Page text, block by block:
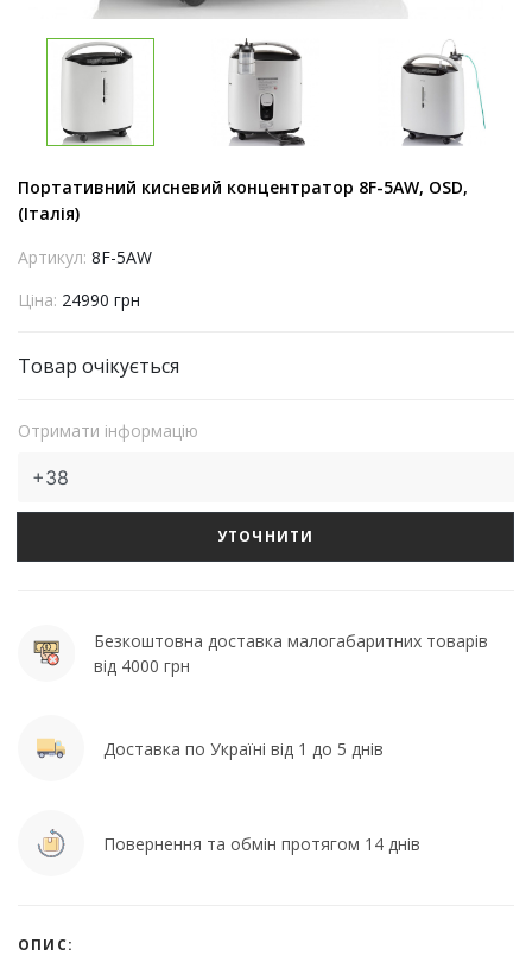
Портативний кисневий концентратор 8F-5AW, OSD,
(Італія)
Артикул: 8F-5AW
Ціна: 24990 грн
Товар очікується
Отримати інформацію
УТОЧНИТИ
Безкоштовна доставка малогабаритних товарів
від 4000 грн
Доставка по Україні від 1 до 5 днів
Повернення та обмін протягом 14 днів
ОПИС: